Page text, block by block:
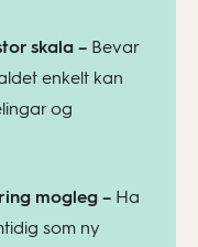
skala – Bevar
enkelt kan
og
mogleg – Ha
som ny